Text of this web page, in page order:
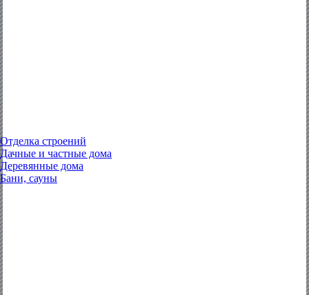
Отделка строений
Дачные и частные дома
Деревянные дома
Бани, сауны